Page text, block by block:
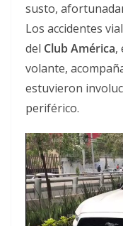
susto,
Los accidentes
del Club América,
volante,
estuvieron
periférico.